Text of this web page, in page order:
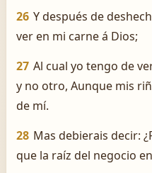
26 Y después de
ver en mi carne á Dios;
27 Al cual yo tengo de
y no otro, Aunque mis
de mí.
28 Mas debierais decir:
que la raíz del negocio